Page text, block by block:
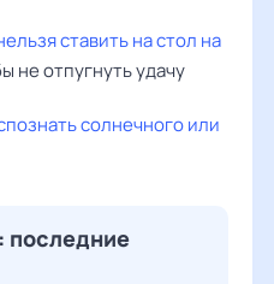
ставить на стол на
не отпугнуть удачу
солнечного или
последние